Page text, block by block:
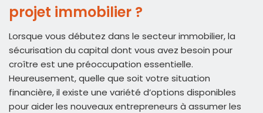
projet immobilier ?
Lorsque vous débutez dans le secteur immobilier, la
sécurisation du capital dont vous avez besoin pour
croître est une préoccupation essentielle.
Heureusement, quelle que soit votre situation
financière, il existe une variété d’options disponibles
pour aider les nouveaux entrepreneurs à assumer les